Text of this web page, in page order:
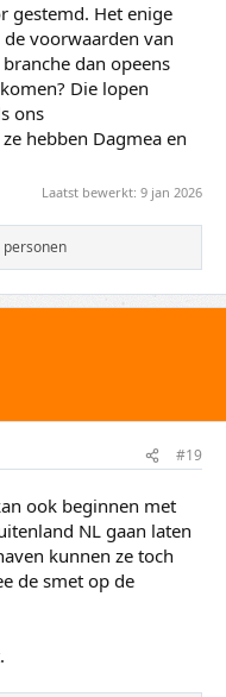
gestemd. Het enige
voorwaarden van
dan opeens
Die lopen
ons
hebben Dagmea en
Laatst bewerkt: 9 jan 2026
#19
ook beginnen met
NL gaan laten
kunnen ze toch
de smet op de